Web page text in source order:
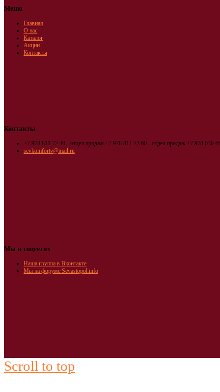
Меню
Главная
О нас
Каталог
Акции
Контакты
Контакты
+7 978 811 72 40 - отдел продаж +7 978 811 72 60 - отдел продаж +7 978 030
sevkomfortv@mail.ru
Мы в соцсетях
Наша группа в Вконтакте
Мы на форуме Sevastopol.info
Scroll to top